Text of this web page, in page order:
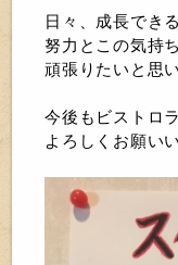
日々、成長でき
努力とこの気持
頑張りたいと思
今後もビストロ
よろしくお願い